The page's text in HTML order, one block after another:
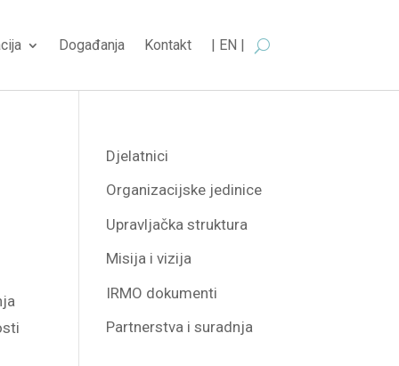
Događanja Kontakt | EN |
Djelatnici
Organizacijske jedinice
Upravljačka struktura
Misija i vizija
IRMO dokumenti
Partnerstva i suradnja